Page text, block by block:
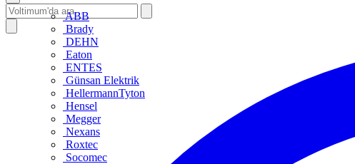
ABB
Brady
DEHN
Eaton
ENTES
Günsan Elektrik
HellermannTyton
Hensel
Megger
Nexans
Roxtec
Socomec